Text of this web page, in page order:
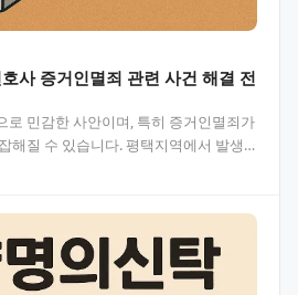
사 증거인멸죄 관련 사건 해결 전
로 민감한 사안이며, 특히 증거인멸죄가
해질 수 있습니다. 평택지역에서 발생
여 증거인멸 문제까지 겹친 경우…